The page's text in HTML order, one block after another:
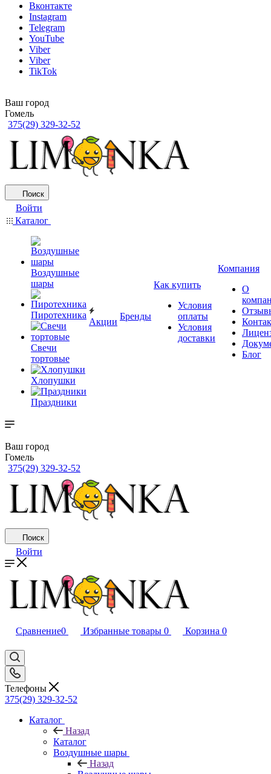
Вконтакте
Instagram
Telegram
YouTube
Viber
Viber
TikTok
Ваш город
Гомель
375(29) 329-32-52
Поиск
Войти
Каталог
Воздушные
шары
Пиротехника
Свечи
тортовые
Хлопушки
Праздники
Акции
Бренды
Как купить
Условия
оплаты
Условия
доставки
Компания
О
Блог
Ваш город
Гомель
375(29) 329-32-52
Поиск
Войти
Сравнение0 Избранные товары 0 Корзина 0
Телефоны
375(29) 329-32-52
Каталог
Назад
Каталог
Воздушные шары
Назад